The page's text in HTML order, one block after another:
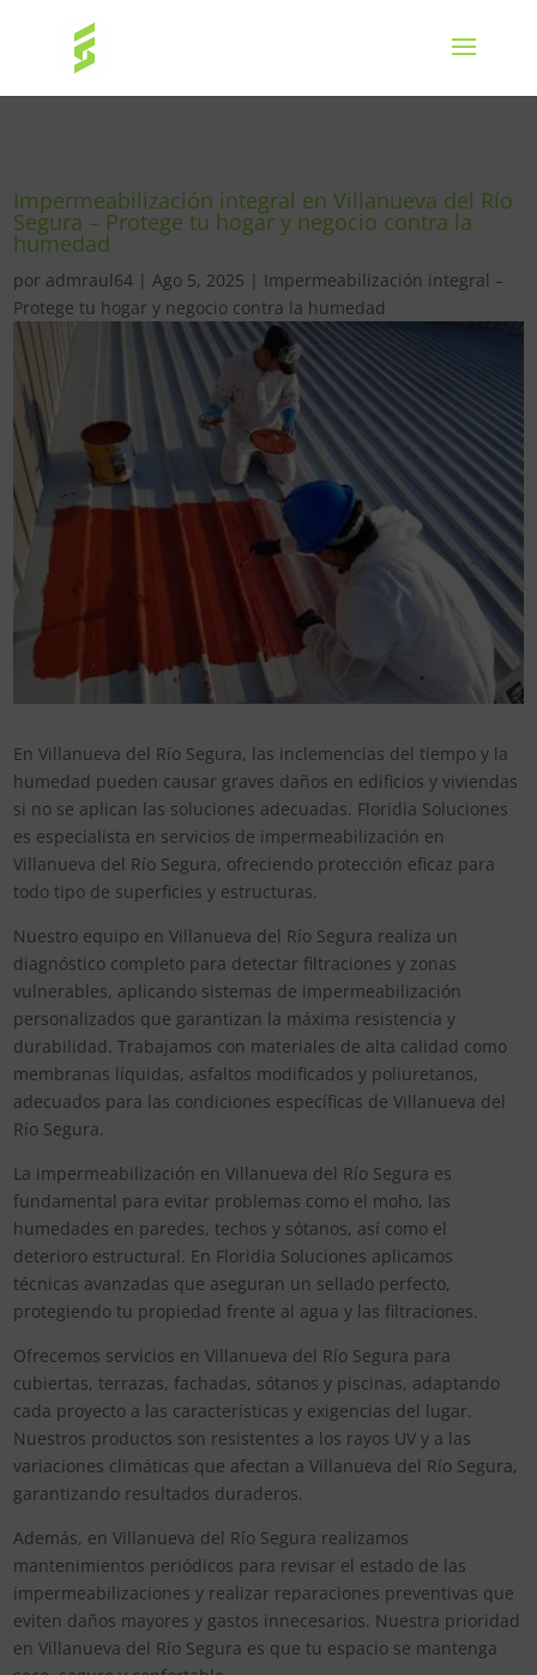
Impermeabilización integral en Villanueva del Río
Segura – Protege tu hogar y negocio contra la
humedad
por admraul64 |Ago 5, 2025 | Impermeabilización integral –
Protege tu hogar y negocio contra la humedad
En Villanueva del Río Segura, las inclemencias del tiempo y la
humedad pueden causar graves daños en edificios y viviendas
si no se aplican las soluciones adecuadas. Floridia Soluciones
es especialista en servicios de impermeabilización en
Villanueva del Río Segura, ofreciendo protección eficaz para
todo tipo de superficies y estructuras.
Nuestro equipo en Villanueva del Río Segura realiza un
diagnóstico completo para detectar filtraciones y zonas
vulnerables, aplicando sistemas de impermeabilización
personalizados que garantizan la máxima resistencia y
durabilidad. Trabajamos con materiales de alta calidad como
membranas líquidas, asfaltos modificados y poliuretanos,
adecuados para las condiciones específicas de Villanueva del
Río Segura.
La impermeabilización en Villanueva del Río Segura es
fundamental para evitar problemas como el moho, las
humedades en paredes, techos y sótanos, así como el
deterioro estructural. En Floridia Soluciones aplicamos
técnicas avanzadas que aseguran un sellado perfecto,
protegiendo tu propiedad frente al agua y las filtraciones.
Ofrecemos servicios en Villanueva del Río Segura para
cubiertas, terrazas, fachadas, sótanos y piscinas, adaptando
cada proyecto a las características y exigencias del lugar.
Nuestros productos son resistentes a los rayos UV y a las
variaciones climáticas que afectan a Villanueva del Río Segura,
garantizando resultados duraderos.
Además, en Villanueva del Río Segura realizamos
mantenimientos periódicos para revisar el estado de las
impermeabilizaciones y realizar reparaciones preventivas que
eviten daños mayores y gastos innecesarios. Nuestra prioridad
en Villanueva del Río Segura es que tu espacio se mantenga